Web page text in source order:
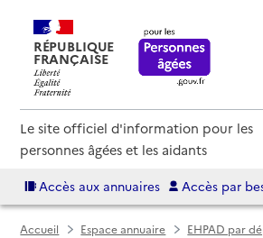
RÉPUBLIQUE
FRANÇAISE
Le site officiel d'information pour les
personnes âgées et les aidants
Accès aux annuaires Accès par
Accueil Espace annuaire
EHPAD par